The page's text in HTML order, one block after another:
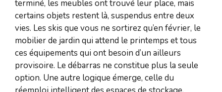
terminé, les meubles ont trouvé leur place, mais
certains objets restent là, suspendus entre deux
vies. Les skis que vous ne sortirez qu’en février, le
mobilier de jardin qui attend le printemps et tous
ces équipements qui ont besoin d’un ailleurs
provisoire. Le débarras ne constitue plus la seule
option. Une autre logique émerge, celle du